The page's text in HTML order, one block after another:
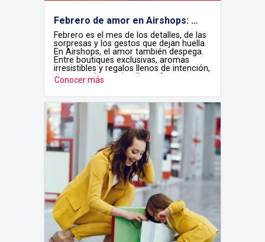
Febrero de amor en Airshops: detalles que viajan contigo
Febrero es el mes de los detalles, de las
sorpresas y los gestos que dejan huella.
En Airshops, el amor también despega.
Entre boutiques exclusivas, aromas
irresistibles y regalos llenos de intención,
encontrarás ese detalle perfecto para
sorprender a tu pareja, celebrar la
de volar.
Conocer más